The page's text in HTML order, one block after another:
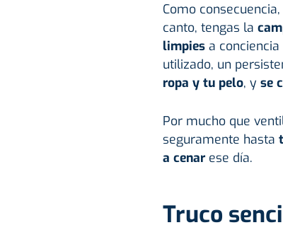
Como consecuencia,
canto, tengas la
limpies a
utilizado, un
ropa y tu pelo, y se
Por mucho que
seguramente hasta
a cenarese día.
Truco